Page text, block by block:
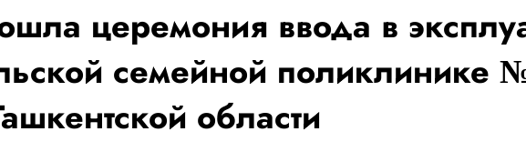
церемония ввода в
семейной поликлинике
области